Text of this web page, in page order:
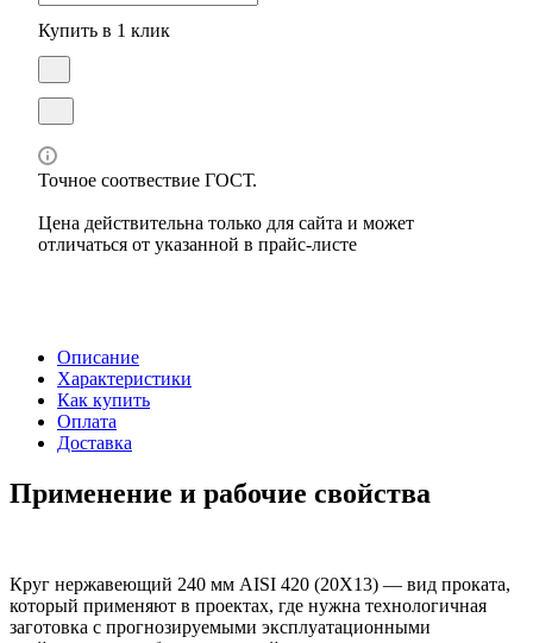
Купить в 1 клик
Точное соотвествие ГОСТ.
Цена действительна только для сайта и может
отличаться от указанной в прайс-листе
Описание
Характеристики
Как купить
Оплата
Доставка
Применение и рабочие свойства
Круг нержавеющий 240 мм AISI 420 (20Х13) — вид проката,
который применяют в проектах, где нужна технологичная
заготовка с прогнозируемыми эксплуатационными